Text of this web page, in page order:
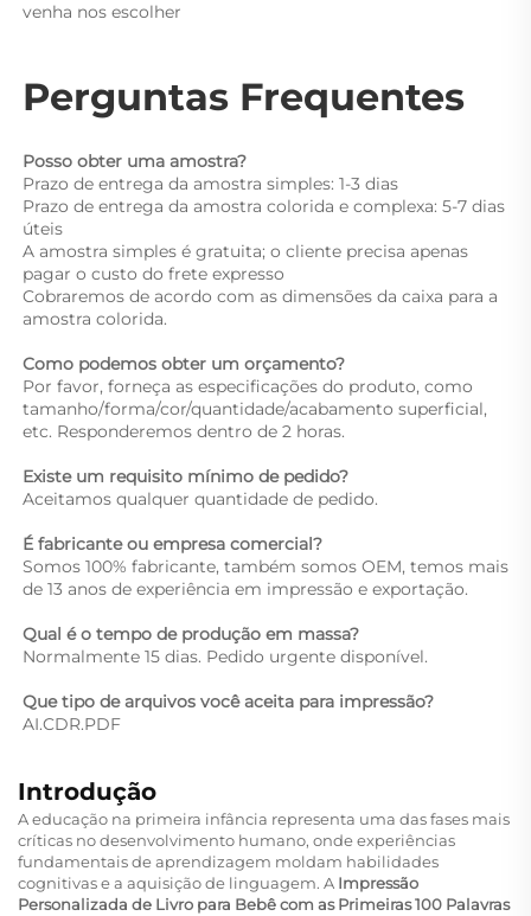
venha nos escolher
Perguntas Frequentes
Posso obter uma amostra?
Prazo de entrega da amostra simples: 1-3 dias
Prazo de entrega da amostra colorida e complexa: 5-7 dias
úteis
A amostra simples é gratuita; o cliente precisa apenas
pagar o custo do frete expresso
Cobraremos de acordo com as dimensões da caixa para a
amostra colorida.
Como podemos obter um orçamento?
Por favor, forneça as especificações do produto, como
tamanho/forma/cor/quantidade/acabamento superficial,
etc. Responderemos dentro de 2 horas.
Existe um requisito mínimo de pedido?
Aceitamos qualquer quantidade de pedido.
É fabricante ou empresa comercial?
Somos 100% fabricante, também somos OEM, temos mais
de 13 anos de experiência em impressão e exportação.
Qual é o tempo de produção em massa?
Normalmente 15 dias. Pedido urgente disponível.
Que tipo de arquivos você aceita para impressão?
AI.CDR.PDF
Introdução
A educação na primeira infância representa uma das fases mais
críticas no desenvolvimento humano, onde experiências
fundamentais de aprendizagem moldam habilidades
cognitivas e a aquisição de linguagem. A Impressão
Personalizada de Livro para Bebê com as Primeiras 100 Palavras